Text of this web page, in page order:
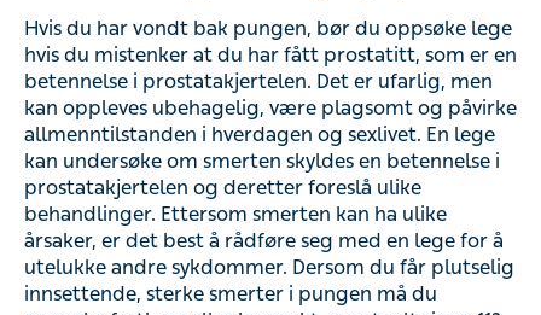
Hvis du har vondt bak pungen, bør du oppsøke lege hvis
du mistenker at du har fått prostatitt, som er en betennelse
i prostatakjertelen. Det er ufarlig, men kan oppleves
ubehagelig, være plagsomt og påvirke allmenntilstanden
i hverdagen og sexlivet. En lege kan undersøke om
smerten skyldes en betennelse i prostatakjertelen og
deretter foreslå ulike behandlinger. Ettersom smerten kan
ha ulike årsaker, er det best å rådføre seg med en lege for
å utelukke andre sykdommer. Dersom du får plutselig
innsettende, sterke smerter i pungen må du oppsøke
fastlege eller legevakt, eventuelt ringe 113 med en gang.